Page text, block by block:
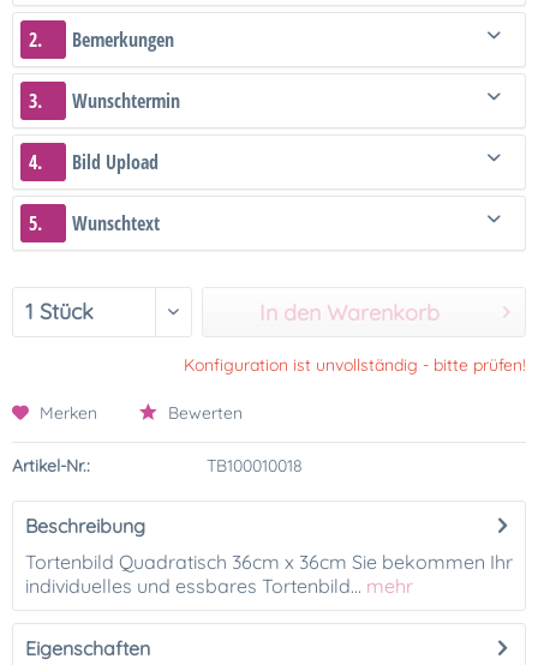
2. Bemerkungen
3. Wunschtermin
4. Bild Upload
5. Wunschtext
In den Warenkorb
Konfiguration ist unvollständig - bitte prüfen!
Merken Bewerten
Artikel-Nr.: TB100010018
Beschreibung
Tortenbild Quadratisch 36cm x 36cm Sie bekommen Ihr
individuelles und essbares Tortenbild... mehr
Eigenschaften